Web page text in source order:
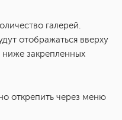
галерей.
отображаться вверху
ниже закрепленных
открепить через меню